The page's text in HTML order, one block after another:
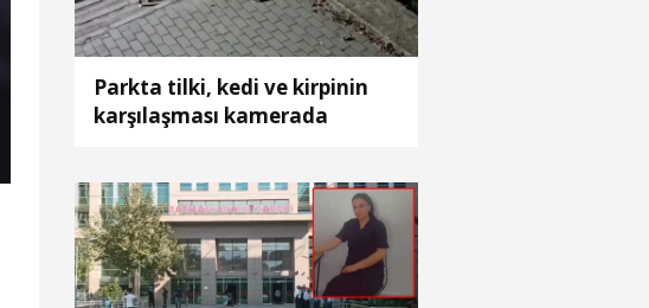
Parkta tilki, kedi ve kirpinin
karşılaşması kamerada